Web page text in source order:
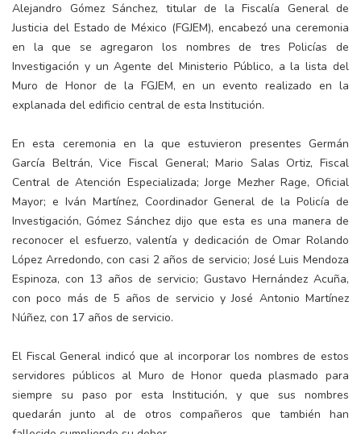
Alejandro Gómez Sánchez, titular de la Fiscalía General de
Justicia del Estado de México (FGJEM), encabezó una ceremonia
en la que se agregaron los nombres de tres Policías de
Investigación y un Agente del Ministerio Público, a la lista del
Muro de Honor de la FGJEM, en un evento realizado en la
explanada del edificio central de esta Institución.
En esta ceremonia en la que estuvieron presentes Germán
García Beltrán, Vice Fiscal General; Mario Salas Ortiz, Fiscal
Central de Atención Especializada; Jorge Mezher Rage, Oficial
Mayor; e Iván Martínez, Coordinador General de la Policía de
Investigación, Gómez Sánchez dijo que esta es una manera de
reconocer el esfuerzo, valentía y dedicación de Omar Rolando
López Arredondo, con casi 2 años de servicio; José Luis Mendoza
Espinoza, con 13 años de servicio; Gustavo Hernández Acuña,
con poco más de 5 años de servicio y José Antonio Martínez
Núñez, con 17 años de servicio.
El Fiscal General indicó que al incorporar los nombres de estos
servidores públicos al Muro de Honor queda plasmado para
siempre su paso por esta Institución, y que sus nombres
quedarán junto al de otros compañeros que también han